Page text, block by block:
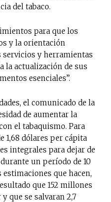
del tabaco.
para que los
y la orientación
servicios y herramientas
la actualización de sus
esenciales”.
el comunicado de la
de aumentar la
el tabaquismo. Para
1,68 dólares per cápita
integrales para dejar de
un período de 10
estimaciones que hacen,
que 152 millones
que se salvaran 2,7